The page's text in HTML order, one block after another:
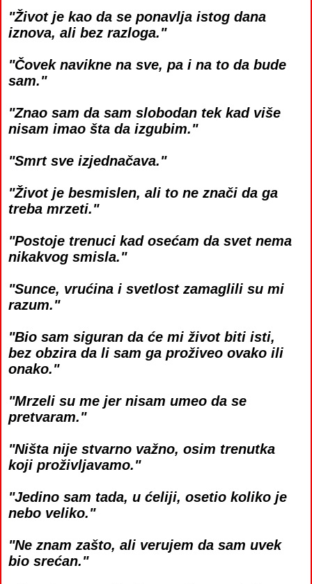
"Život je kao da se ponavlja istog dana
iznova, ali bez razloga."
"Čovek navikne na sve, pa i na to da bude
sam."
"Znao sam da sam slobodan tek kad više
nisam imao šta da izgubim."
"Smrt sve izjednačava."
"Život je besmislen, ali to ne znači da ga
treba mrzeti."
"Postoje trenuci kad osećam da svet nema
nikakvog smisla."
"Sunce, vrućina i svetlost zamaglili su mi
razum."
"Bio sam siguran da će mi život biti isti,
bez obzira da li sam ga proživeo ovako ili
onako."
"Mrzeli su me jer nisam umeo da se
pretvaram."
"Ništa nije stvarno važno, osim trenutka
koji proživljavamo."
"Jedino sam tada, u ćeliji, osetio koliko je
nebo veliko."
"Ne znam zašto, ali verujem da sam uvek
bio srećan."